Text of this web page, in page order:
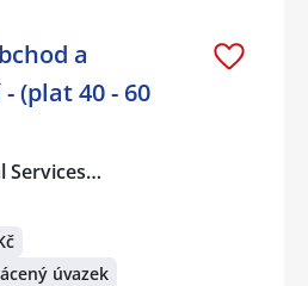
a
(plat 40 - 60
Services…
úvazek